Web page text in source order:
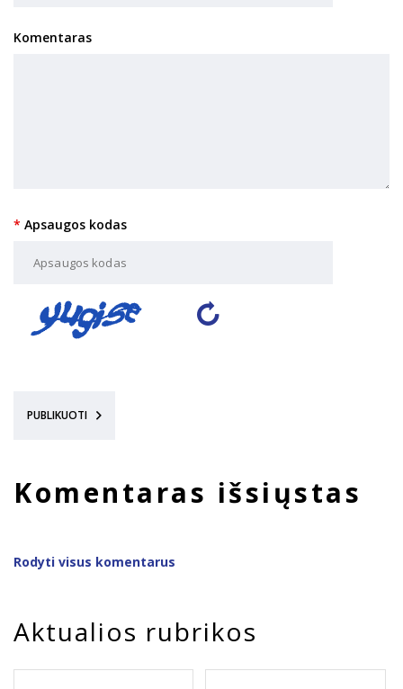
Komentaras
Apsaugos kodas
PUBLIKUOTI
Komentaras išsiųstas
Rodyti visus komentarus
Aktualios rubrikos